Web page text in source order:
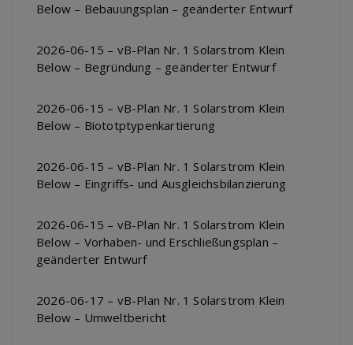
Below – Bebauungsplan – geänderter Entwurf
2026-06-15 – vB-Plan Nr. 1 Solarstrom Klein
Below – Begründung – geänderter Entwurf
2026-06-15 – vB-Plan Nr. 1 Solarstrom Klein
Below – Biototptypenkartierung
2026-06-15 – vB-Plan Nr. 1 Solarstrom Klein
Below – Eingriffs- und Ausgleichsbilanzierung
2026-06-15 – vB-Plan Nr. 1 Solarstrom Klein
Below – Vorhaben- und Erschließungsplan –
geänderter Entwurf
2026-06-17 – vB-Plan Nr. 1 Solarstrom Klein
Below – Umweltbericht